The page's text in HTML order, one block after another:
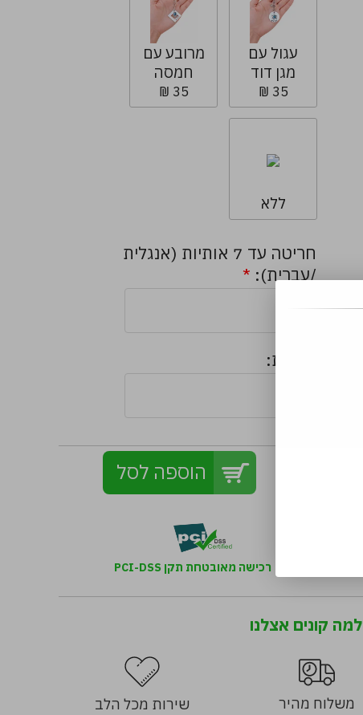
עגול עם
מגן דוד
35 ₪
מרובע עם
חמסה
35 ₪
ללא
חריטה עד 7 אותיות (אנגלית
/עברית): *
הערות:
הוספה לסל
רכישה מאובטחת תקן PCI-DSS
למה קונים אצלנו
משלוח מהיר שירות מכל הלב